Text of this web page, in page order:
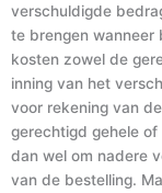
verschuldigde
te brengen wanneer
kosten zowel de
inning van het
voor rekening van
gerechtigd gehele
dan wel om nadere
van de bestelling.